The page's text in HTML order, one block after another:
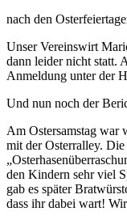
nach den
Unser Vereinswirt
dann leider nicht statt.
Anmeldung unter der
Und nun noch der
Am Ostersamstag war
mit der Osterralley.
den Kindern sehr viel
gab es später
dass ihr dabei wart!